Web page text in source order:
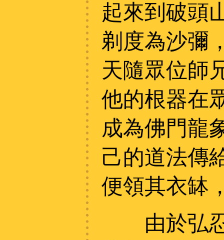
起來到破頭
剃度為沙彌
天隨眾位師
他的根器在
成為佛門龍
己的道法傳
便領其衣缽
由於弘忍